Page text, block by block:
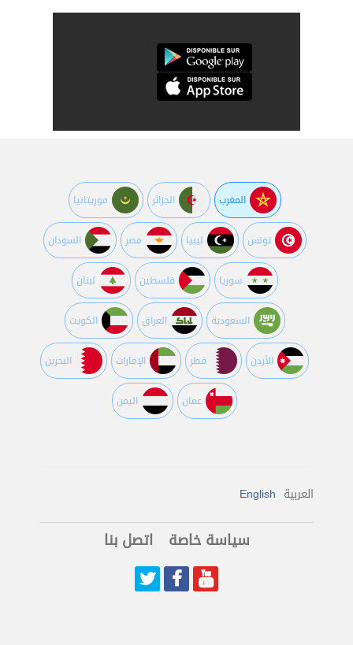
المغرب الجزائر موريتانيا
تونس ليبيا مصر السودان
سوريا فلسطين لبنان
السعودية العراق الكويت
اﻷردن قطر اﻹمارات البحرين
عمان اليمن
العربية English
سياسة خاصة اتصل بنا